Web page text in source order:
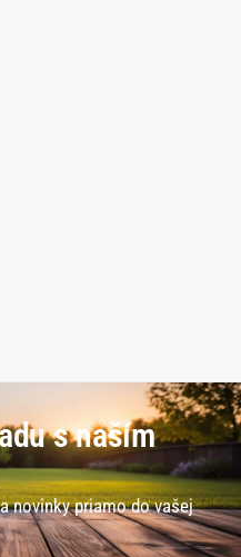
s naším
novinky priamo do vašej